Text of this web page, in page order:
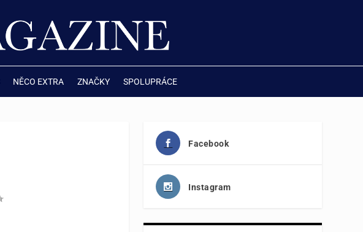
NĚCO EXTRA ZNAČKY SPOLUPRÁCE
Facebook
Instagram